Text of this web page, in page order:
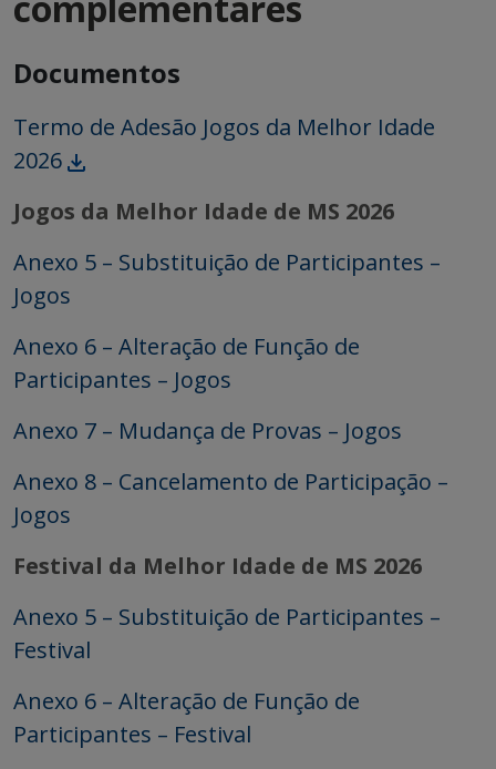
Documentos
Termo de Adesão Jogos da Melhor Idade
2026
Jogos da Melhor Idade de MS 2026
Anexo 5 – Substituição de Participantes –
Jogos
Anexo 6 – Alteração de Função de
Participantes – Jogos
Anexo 7 – Mudança de Provas – Jogos
Anexo 8 – Cancelamento de Participação –
Jogos
Festival da Melhor Idade de MS 2026
Anexo 5 – Substituição de Participantes –
Festival
Anexo 6 – Alteração de Função de
Participantes – Festival